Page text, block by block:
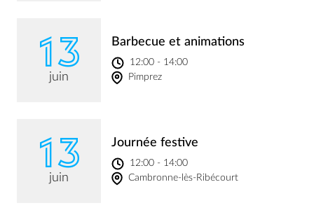
13
juin
Barbecue et animations
12:00 - 14:00
Pimprez
13
juin
Journée festive
12:00 - 14:00
Cambronne-lès-Ribécourt